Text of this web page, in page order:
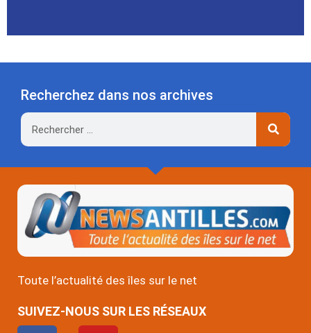
Recherchez dans nos archives
Rechercher
Toute l’actualité des îles sur le net
SUIVEZ-NOUS SUR LES RÉSEAUX